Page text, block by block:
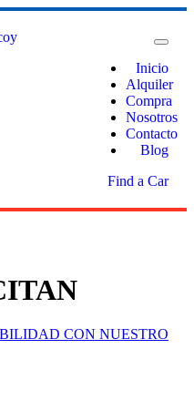
Inicio
Alquiler
Compra
Nosotros
Contacto
Blog
Find a Car
CON NUESTRO